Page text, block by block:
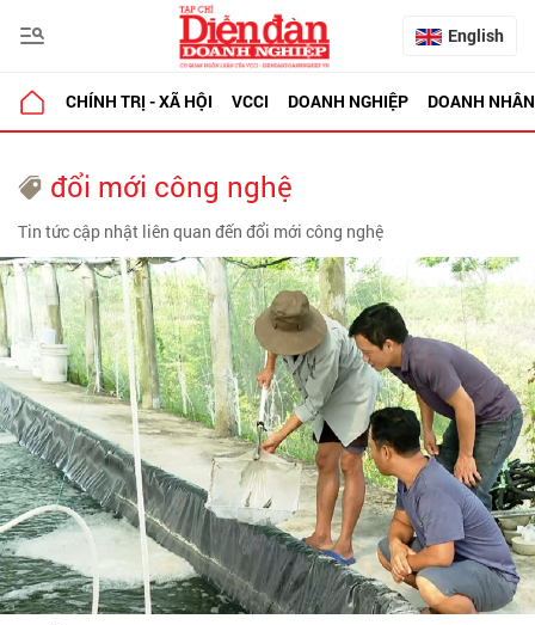
English
CHÍNH TRỊ - XÃ HỘI VCCI DOANH NGHIỆP DOANH NHÂN
đổi mới công nghệ
Tin tức cập nhật liên quan đến đổi mới công nghệ